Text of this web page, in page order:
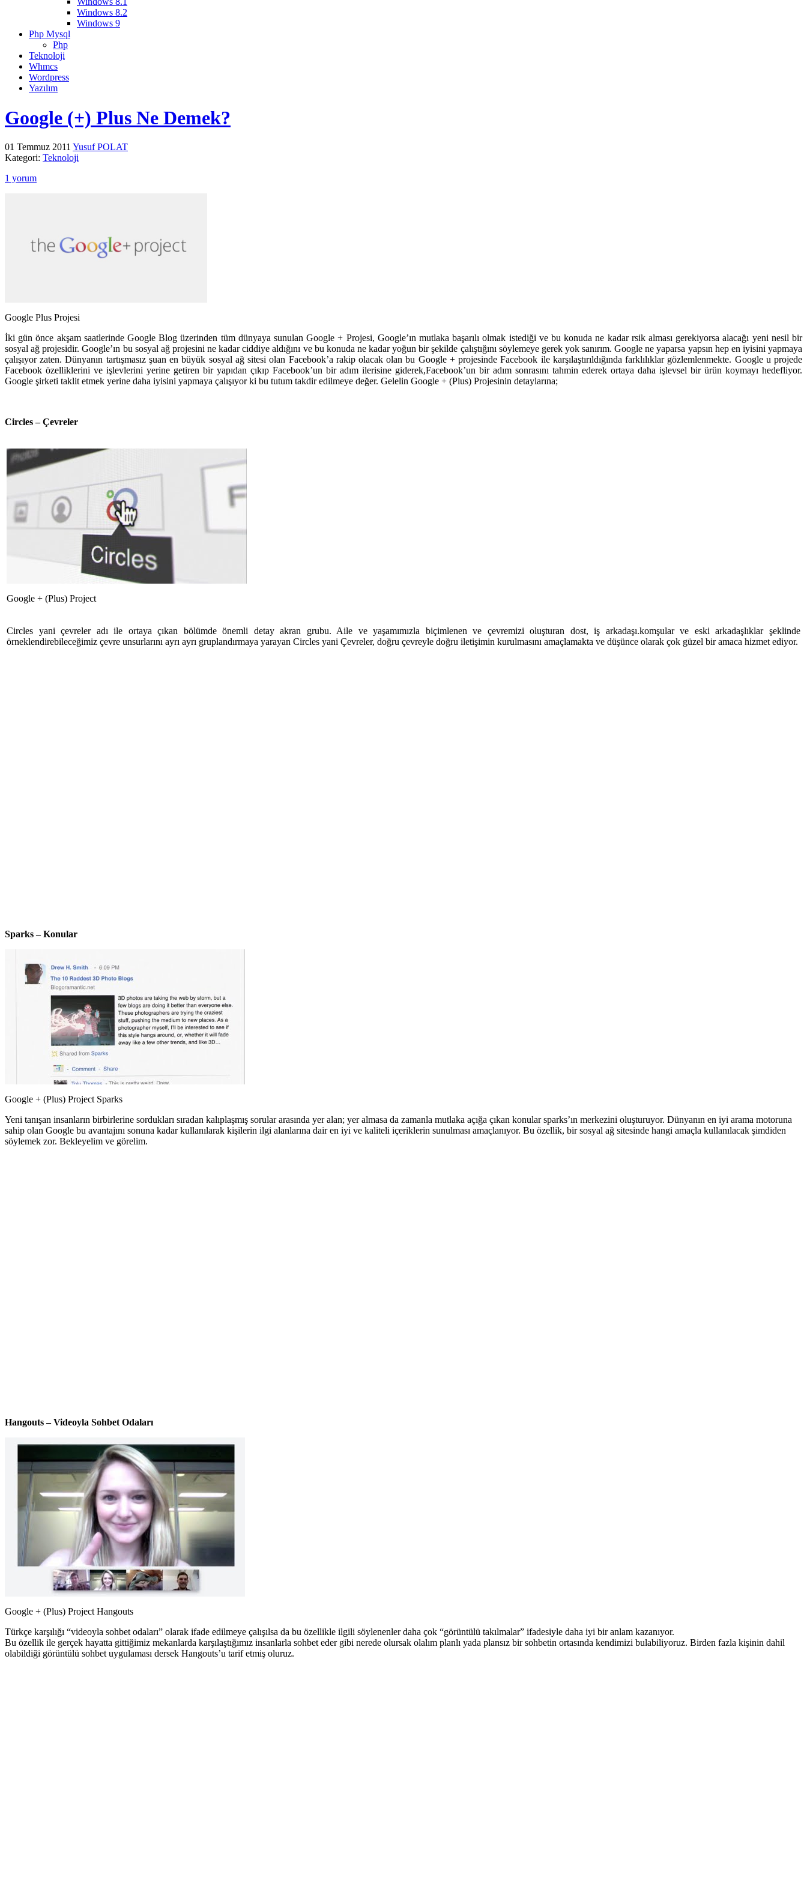
Windows 8.2
Windows 9
Php Mysql
Php
Teknoloji
Whmcs
Wordpress
Yazılım
Google (+) Plus Ne Demek?
01 Temmuz 2011 Yusuf POLAT
Kategori: Teknoloji
1 yorum
Google Plus Projesi
İki gün önce akşam saatlerinde Google Blog üzerinden tüm dünyaya sunulan Google + Projesi, Google’ın mutlaka başarılı olmak istediği ve bu konuda ne kadar rsik alması gerekiyorsa alacağı yeni nesil bir
sosyal ağ projesidir. Google’ın bu sosyal ağ projesini ne kadar ciddiye aldığını ve bu konuda ne kadar yoğun bir şekilde çalıştığını söylemeye gerek yok sanırım. Google ne yaparsa yapsın hep en iyisini yapmaya
çalışıyor zaten. Dünyanın tartışmasız şuan en büyük sosyal ağ sitesi olan Facebook’a rakip olacak olan bu Google + projesinde Facebook ile karşılaştırıldığında farklılıklar gözlemlenmekte. Google u projede
Facebook özelliklerini ve işlevlerini yerine getiren bir yapıdan çıkıp Facebook’un bir adım ilerisine giderek,Facebook’un bir adım sonrasını tahmin ederek ortaya daha işlevsel bir ürün koymayı hedefliyor.
Google şirketi taklit etmek yerine daha iyisini yapmaya çalışıyor ki bu tutum takdir edilmeye değer. Gelelin Google + (Plus) Projesinin detaylarına;
Circles – Çevreler
Google + (Plus) Project
Circles yani çevreler adı ile ortaya çıkan bölümde önemli detay akran grubu. Aile ve yaşamımızla biçimlenen ve çevremizi oluşturan dost, iş arkadaşı.komşular ve eski arkadaşlıklar şeklinde
örneklendirebileceğimiz çevre unsurlarını ayrı ayrı gruplandırmaya yarayan Circles yani Çevreler, doğru çevreyle doğru iletişimin kurulmasını amaçlamakta ve düşünce olarak çok güzel bir amaca hizmet ediyor.
Sparks – Konular
Google + (Plus) Project Sparks
Yeni tanışan insanların birbirlerine sordukları sıradan kalıplaşmış sorular arasında yer alan; yer almasa da zamanla mutlaka açığa çıkan konular sparks’ın merkezini oluşturuyor. Dünyanın en iyi arama motoruna
sahip olan Google bu avantajını sonuna kadar kullanılarak kişilerin ilgi alanlarına dair en iyi ve kaliteli içeriklerin sunulması amaçlanıyor. Bu özellik, bir sosyal ağ sitesinde hangi amaçla kullanılacak şimdiden
söylemek zor. Bekleyelim ve görelim.
Hangouts – Videoyla Sohbet Odaları
Google + (Plus) Project Hangouts
Türkçe karşılığı “videoyla sohbet odaları” olarak ifade edilmeye çalışılsa da bu özellikle ilgili söylenenler daha çok “görüntülü takılmalar” ifadesiyle daha iyi bir anlam kazanıyor.
Bu özellik ile gerçek hayatta gittiğimiz mekanlarda karşılaştığımız insanlarla sohbet eder gibi nerede olursak olalım planlı yada plansız bir sohbetin ortasında kendimizi bulabiliyoruz. Birden fazla kişinin dahil
olabildiği görüntülü sohbet uygulaması dersek Hangouts’u tarif etmiş oluruz.